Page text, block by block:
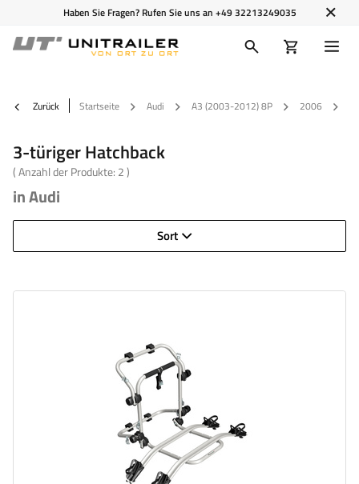
Haben Sie Fragen? Rufen Sie uns an +49 32213249035
Zurück Startseite Audi A3 (2003-2012) 8P 2006
3-türiger Hatchback
( Anzahl der Produkte: 2)
in Audi
Sort
45 kg
kompatibel mit Elektrofahrrädern
Aluminiumkonstruktion